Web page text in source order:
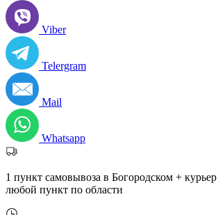
Viber
Telergram
Mail
Whatsapp
1 пункт самовывоза в Богородском + курьер
любой пункт по области